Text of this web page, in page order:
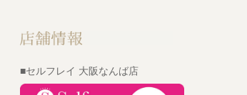
■セルフレイ 大阪なんば店